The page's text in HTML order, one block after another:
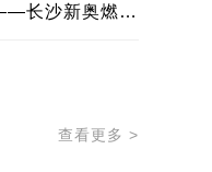
长沙新奥燃气
查看更多 >